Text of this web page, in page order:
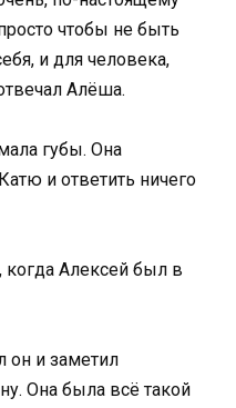
чтобы не быть
и для человека,
Алёша.
губы. Она
и ответить ничего
Алексей был в
и заметил
Она была всё такой